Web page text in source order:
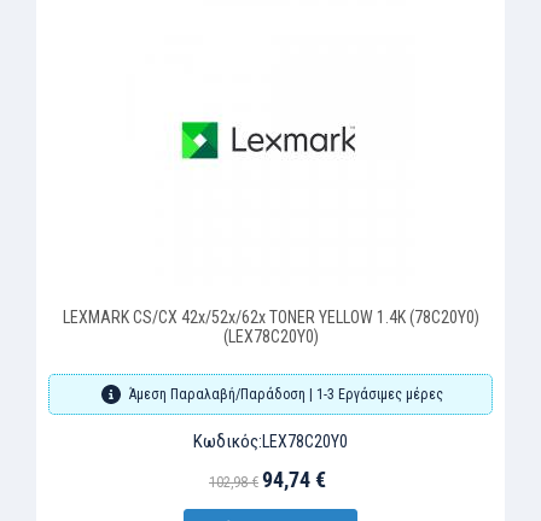
LEXMARK CS/CX 42x/52x/62x TONER YELLOW 1.4K (78C20Y0)
(LEX78C20Y0)
Άμεση Παραλαβή/Παράδοση | 1-3 Εργάσιμες μέρες
Κωδικός:LEX78C20Y0
102,98 € 94,74 €